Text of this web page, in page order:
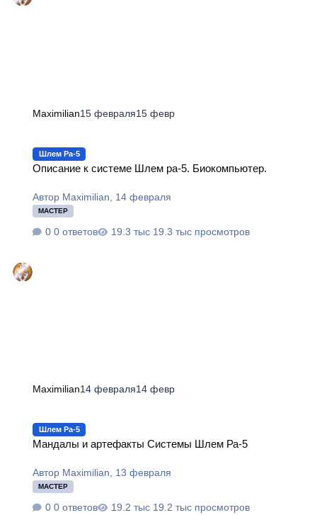
Maximilian15 февраля15 февр
Шлем Ра-5
Описание к системе Шлем ра-5. Биокомпьютер.
Автор Maximilian 14 февраля
МАСТЕР
0 ответов 19.3 тыс просмотров
Maximilian14 февраля14 февр
Шлем Ра-5
Мандалы и артефакты Системы Шлем Ра-5
Автор Maximilian 13 февраля
МАСТЕР
0 ответов 19.2 тыс просмотров